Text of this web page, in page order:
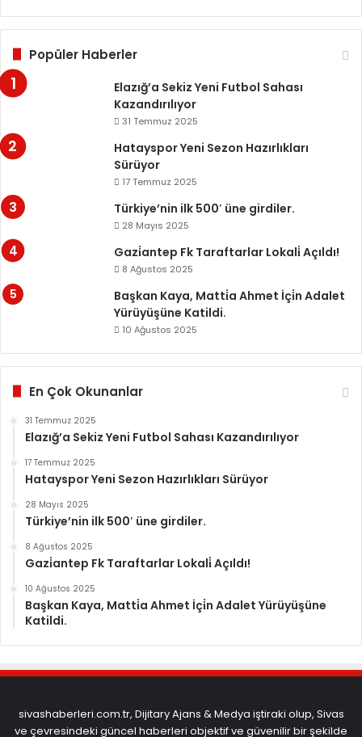
Popüler Haberler
Elazığ’a Sekiz Yeni Futbol Sahası
Kazandırılıyor
31 Temmuz 2025
Hatayspor Yeni Sezon Hazırlıkları
Sürüyor
17 Temmuz 2025
Türkiye’nin ilk 500′ üne girdiler.
28 Mayıs 2025
Gazi̇antep Fk Taraftarlar Lokali̇ Açıldı!
8 Ağustos 2025
Başkan Kaya, Matti̇a Ahmet İçi̇n Adalet
Yürüyüşüne Katildi.
10 Ağustos 2025
En Çok Okunanlar
31 Temmuz 2025
Elazığ’a Sekiz Yeni Futbol Sahası Kazandırılıyor
17 Temmuz 2025
Hatayspor Yeni Sezon Hazırlıkları Sürüyor
28 Mayıs 2025
Türkiye’nin ilk 500′ üne girdiler.
8 Ağustos 2025
Gazi̇antep Fk Taraftarlar Lokali̇ Açıldı!
10 Ağustos 2025
Başkan Kaya, Matti̇a Ahmet İçi̇n Adalet Yürüyüşüne
Katildi.
sivashaberleri.com.tr, Dijitary Ajans & Medya iştiraki olup, Sivas
ve çevresindeki güncel haberleri objektif ve güvenilir bir şekilde